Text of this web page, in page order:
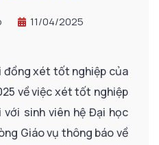
11/04/2025
đồng xét tốt nghiệp của
về việc xét tốt nghiệp
sinh viên hệ Đại học
Giáo vụ thông báo về